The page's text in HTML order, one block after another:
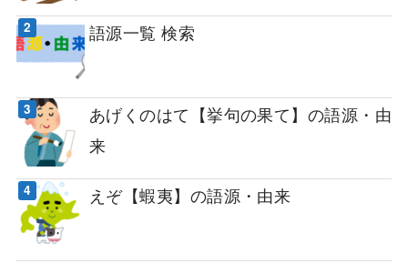
語源一覧 検索
あげくのはて【挙句の果て】の語源・由
来
えぞ【蝦夷】の語源・由来